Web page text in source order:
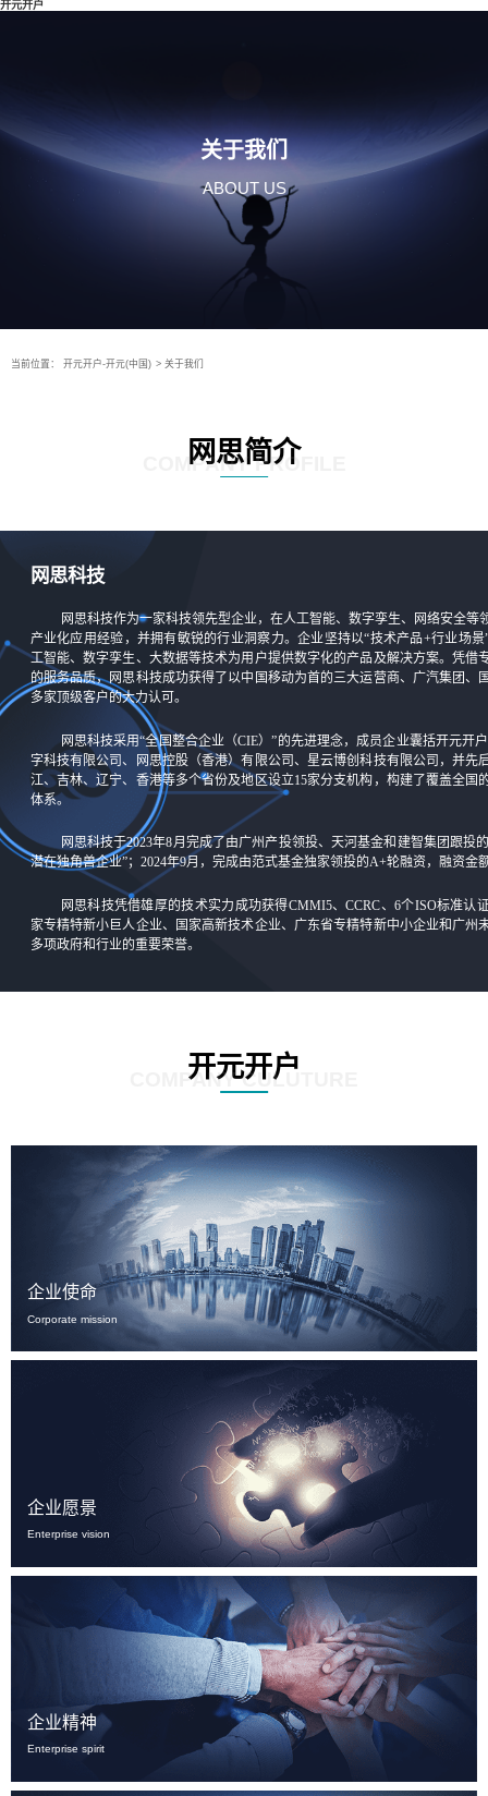
开元开户
关于我们
ABOUT US
当前位置： 开元开户-开元(中国) > 关于我们
网思简介
COMPANY PROFILE
网思科技
网思科技作为一家科技领先型企业，在人工智能、数字孪生、网络安全等
产业化应用经验，并拥有敏锐的行业洞察力。企业坚持以“技术产品+行业场
工智能、数字孪生、大数据等技术为用户提供数字化的产品及解决方案。凭借
的服务品质，网思科技成功获得了以中国移动为首的三大运营商、广汽集团、
多家顶级客户的大力认可。
网思科技采用“全国整合企业（CIE）”的先进理念，成员企业囊括开元开
字科技有限公司、网思控股（香港）有限公司、星云博创科技有限公司，并先
江、吉林、辽宁、香港等多个省份及地区设立15家分支机构，构建了覆盖全国
体系。
网思科技于2023年8月完成了由广州产投领投、天河基金和建智集团跟投
潜在独角兽企业”；2024年9月，完成由范式基金独家领投的A+轮融资，融资金
网思科技凭借雄厚的技术实力成功获得CMMI5、CCRC、6个ISO标准认
家专精特新小巨人企业、国家高新技术企业、广东省专精特新中小企业和广州
多项政府和行业的重要荣誉。
开元开户
COMPANY CULUTURE
企业使命
Corporate mission
企业愿景
Enterprise vision
企业精神
Enterprise spirit